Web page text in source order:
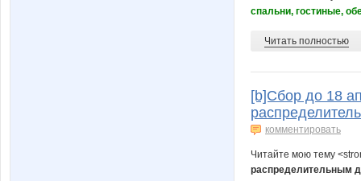
спальни, гостиные,
Читать полностью
[b]Сбор до 18
комментировать
Читайте мою тему
распределительным